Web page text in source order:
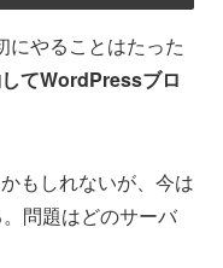
にやることはたった
てWordPressブロ
もしれないが、今は
問題はどのサーバ